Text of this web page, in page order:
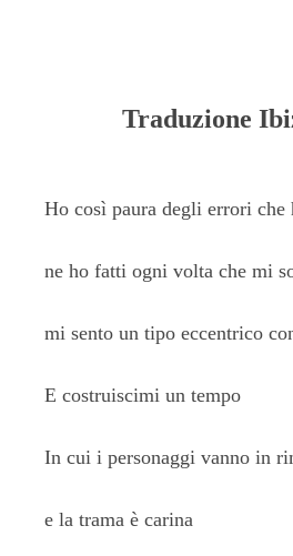
Traduzione
Ho così paura degli errori che
ne ho fatti ogni volta che mi
mi sento un tipo eccentrico
E costruiscimi un tempo
In cui i personaggi vanno in
e la trama è carina